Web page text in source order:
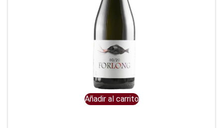
Añadir al carrito